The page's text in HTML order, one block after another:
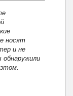
носят
и не